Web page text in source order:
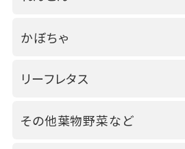
かぼちゃ
リーフレタス
その他葉物野菜など